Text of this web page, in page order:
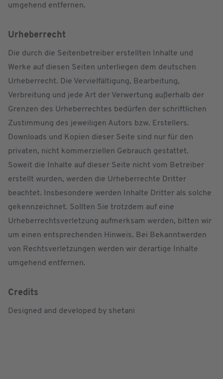
umgehend entfernen.
Urheberrecht
Die durch die Seitenbetreiber erstellten Inhalte und
Werke auf diesen Seiten unterliegen dem deutschen
Urheberrecht. Die Vervielfältigung, Bearbeitung,
Verbreitung und jede Art der Verwertung außerhalb der
Grenzen des Urheberrechtes bedürfen der schriftlichen
Zustimmung des jeweiligen Autors bzw. Erstellers.
Downloads und Kopien dieser Seite sind nur für den
privaten, nicht kommerziellen Gebrauch gestattet.
Soweit die Inhalte auf dieser Seite nicht vom Betreiber
erstellt wurden, werden die Urheberrechte Dritter
beachtet. Insbesondere werden Inhalte Dritter als solche
gekennzeichnet. Sollten Sie trotzdem auf eine
Urheberrechtsverletzung aufmerksam werden, bitten wir
um einen entsprechenden Hinweis. Bei Bekanntwerden
von Rechtsverletzungen werden wir derartige Inhalte
umgehend entfernen.
Credits
Designed and developed by shetani